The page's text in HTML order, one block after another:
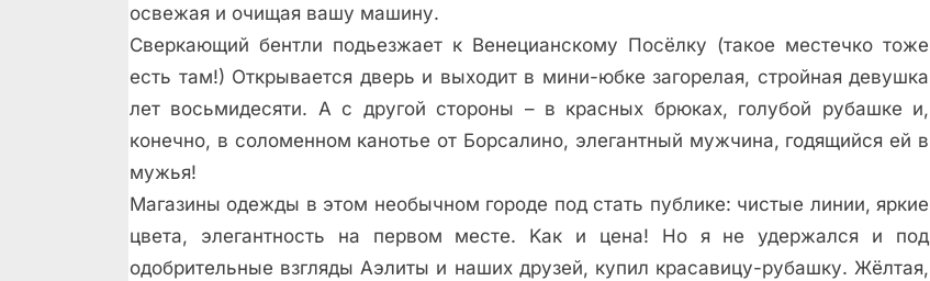
освежая и очищая вашу машину.
Сверкающий бентли подьезжает к Венецианскому Посёлку (такое местечко тоже
есть там!) Открывается дверь и выходит в мини-юбке загорелая, стройная девушка
лет восьмидесяти. А с другой стороны – в красных брюках, голубой рубашке и,
конечно, в соломенном канотье от Борсалино, элегантный мужчина, годящийся ей в
мужья!
Магазины одежды в этом необычном городе под стать публике: чистые линии, яркие
цвета, элегантность на первом месте. Kак и цена! Но я не удержался и под
одобрительные взгляды Аэлиты и наших друзей, купил красавицу-рубашку. Жёлтая,